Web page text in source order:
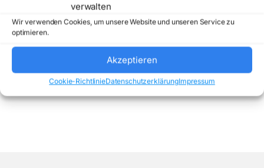
verwalten
Wir verwenden Cookies, um unsere Website und unseren Service zu
optimieren.
Akzeptieren
Cookie-RichtlinieDatenschutzerklärungImpressum
exkl. 19 % MwSt.
zzgl. Versandkosten
Lieferzeit:2 days Lieferzeit:2 days
Alle 2 Ergebnisse werden angezeigt